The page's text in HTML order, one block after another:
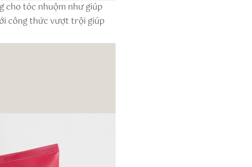
cho tóc nhuộm như giúp
công thức vượt trội giúp